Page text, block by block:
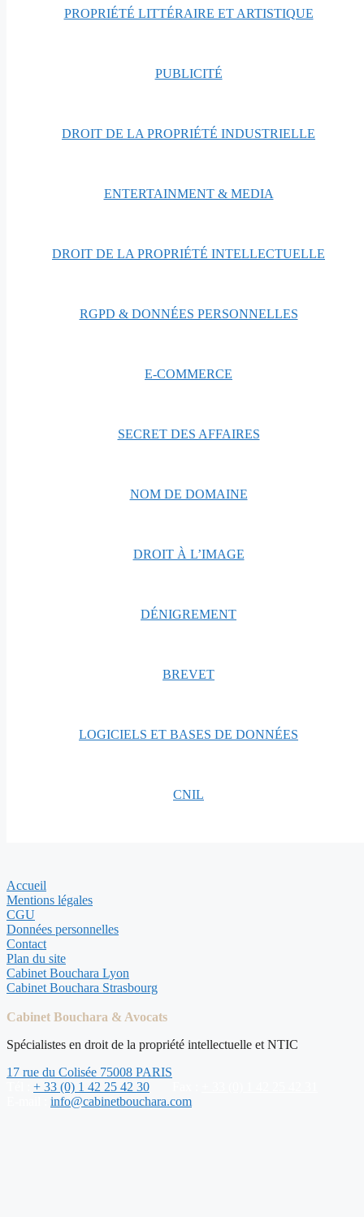
PROPRIÉTÉ LITTÉRAIRE ET ARTISTIQUE
PUBLICITÉ
DROIT DE LA PROPRIÉTÉ INDUSTRIELLE
ENTERTAINMENT & MEDIA
DROIT DE LA PROPRIÉTÉ INTELLECTUELLE
RGPD & DONNÉES PERSONNELLES
E-COMMERCE
SECRET DES AFFAIRES
NOM DE DOMAINE
DROIT À L’IMAGE
DÉNIGREMENT
BREVET
LOGICIELS ET BASES DE DONNÉES
CNIL
Accueil
Mentions légales
CGU
Données personnelles
Contact
Plan du site
Cabinet Bouchara Lyon
Cabinet Bouchara Strasbourg
Cabinet Bouchara & Avocats
Spécialistes en droit de la propriété intellectuelle et NTIC
17 rue du Colisée 75008 PARIS
+ 33 (0) 1 42 25 42 30
info@cabinetbouchara.com